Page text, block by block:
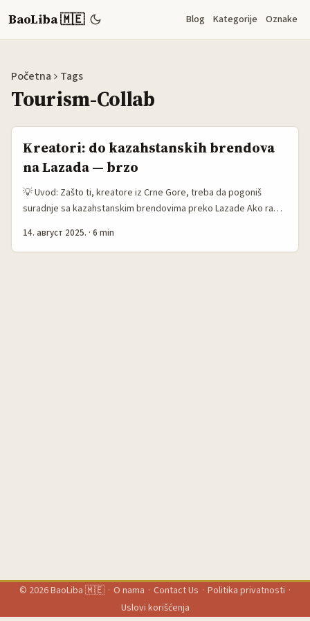
BaoLiba 🇲🇪 Blog Kategorije Oznake
Početna Tags
Tourism-Collab
Kreatori: do kazahstanskih brendova
na Lazada — brzo
💡 Uvod: Zašto ti, kreatore iz Crne Gore, treba da pogoniš
suradnje sa kazahstanskim brendovima preko Lazade Ako radiš
targetira Centralnu Aziju — Kazahstan ima brendove koji već
14. август 2025. · 6 min
© 2026BaoLiba 🇲🇪 · O nama · Contact Us · Politika privatnosti ·
Uslovi korišćenja